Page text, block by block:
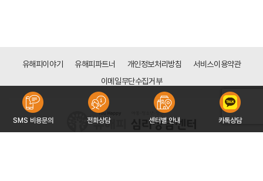
유해피이야기 유해피파트너 개인정보처리방침
서비스이용약관
이메일무단수집거부
SMS 비용문의 전화상담 센터별 안내 카톡상담